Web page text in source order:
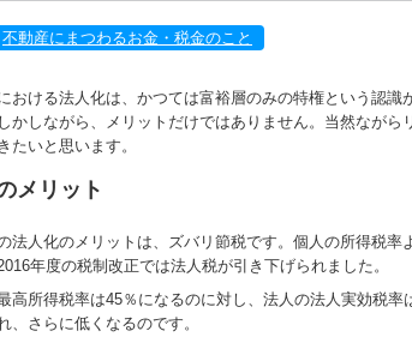
不動産にまつわるお金・税金のこと
おける法人化は、かつては富裕層のみの特権という認
かしながら、メリットだけではありません。当然なが
たいと思います。
メリット
法人化のメリットは、ズバリ節税です。個人の所得税
年度の税制改正では法人税が引き下げられました。
高所得税率は45％になるのに対し、法人の法人実効税
、さらに低くなるのです。